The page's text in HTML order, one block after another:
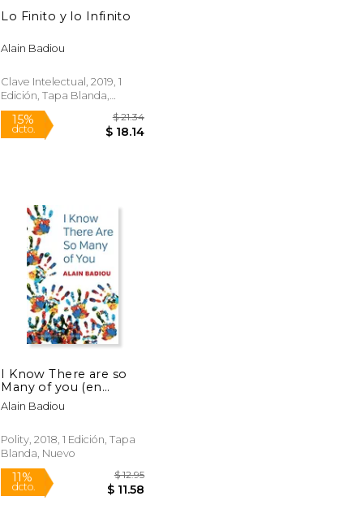
$ 39.13
$ 36.82
Lo Finito y lo Infinito
Alain Badiou
Clave Intelectual, 2019, 1
Edición, Tapa Blanda,
Nuevo
15%
I Know There are so
Many of you (en
Inglés)
Alain Badiou
Polity, 2018, 1 Edición, Tapa
Blanda, Nuevo